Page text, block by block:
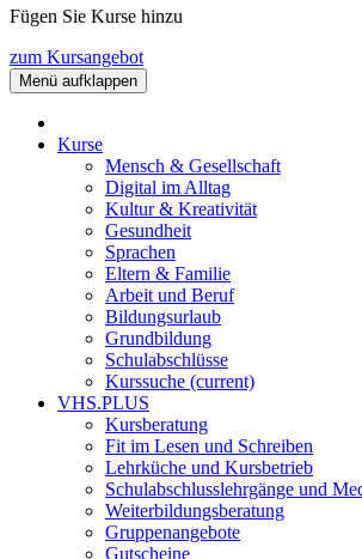
Fügen Sie Kurse hinzu
zum Kursangebot
Menü aufklappen
Kurse
Mensch & Gesellschaft
Digital im Alltag
Kultur & Kreativität
Gesundheit
Sprachen
Eltern & Familie
Arbeit und Beruf
Bildungsurlaub
Grundbildung
Schulabschlüsse
Kurssuche (current)
VHS.PLUS
Kursberatung
Fit im Lesen und Schreiben
Lehrküche und Kursbetrieb
Schulabschlusslehrgänge und
Weiterbildungsberatung
Gruppenangebote
Gutscheine